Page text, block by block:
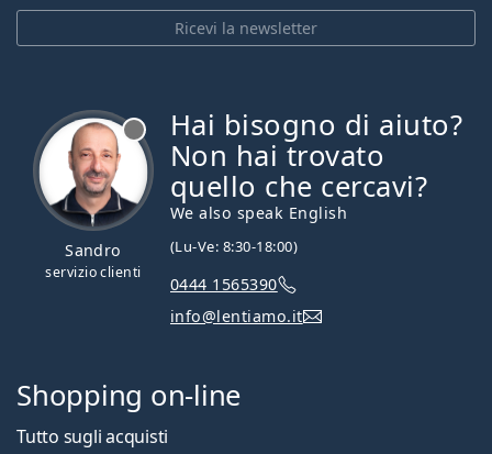
Ricevi la newsletter
Sandro
servizio clienti
Hai bisogno di aiuto?
Non hai trovato
quello che cercavi?
We also speak English
(Lu-Ve: 8:30-18:00)
0444 1565390
info@lentiamo.it
Shopping on-line
Tutto sugli acquisti